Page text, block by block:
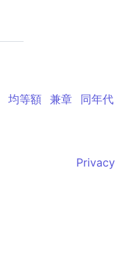
均等額 兼章 同年代
Privacy